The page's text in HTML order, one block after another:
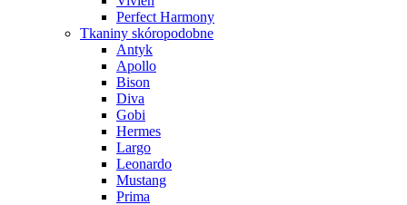
Perfect Harmony
Tkaniny skóropodobne
Antyk
Apollo
Bison
Diva
Gobi
Hermes
Largo
Leonardo
Mustang
Prima